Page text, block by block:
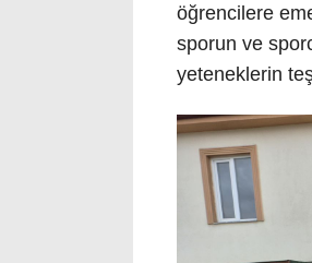
öğrencilere
sporun ve
yeteneklerin